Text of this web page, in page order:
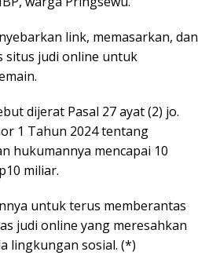
link, memasarkan, dan
situs judi online untuk
dijerat Pasal 27 ayat (2) jo.
1 Tahun 2024 tentang
hukumannya mencapai 10
miliar.
untuk terus memberantas
judi online yang meresahkan
lingkungan sosial. (*)